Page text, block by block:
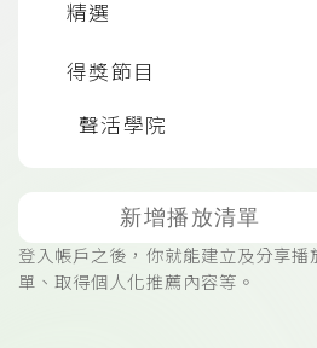
精選
得獎節目
聲活學院
新增播放清單
登入帳戶之後，你就能建立及分享播
單、取得個人化推薦內容等。